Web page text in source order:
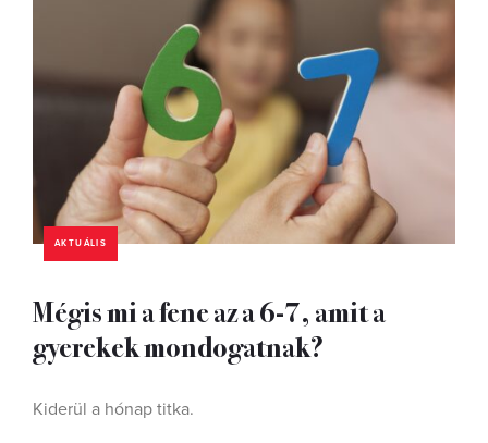
AKTUÁLIS
Mégis mi a fene az a 6-7, amit a
gyerekek mondogatnak?
Kiderül a hónap titka.